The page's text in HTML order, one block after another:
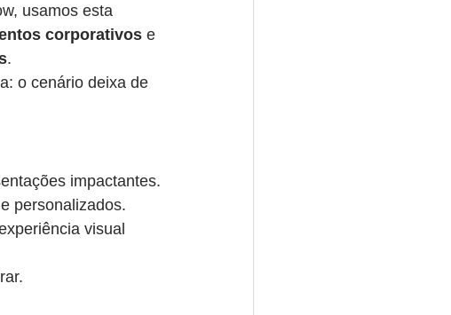
usamos esta
corporativos e
.
o cenário deixa de
impactantes.
personalizados.
visual